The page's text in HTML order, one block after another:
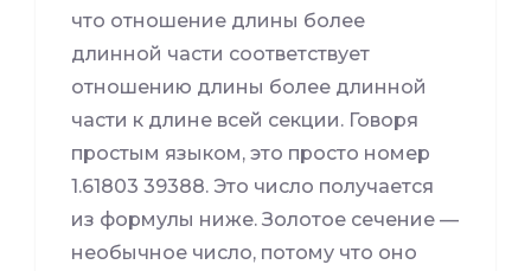
что отношение длины более
длинной части соответствует
отношению длины более длинной
части к длине всей секции. Говоря
простым языком, это просто номер
1.61803 39388. Это число получается
из формулы ниже. Золотое сечение —
необычное число, потому что оно